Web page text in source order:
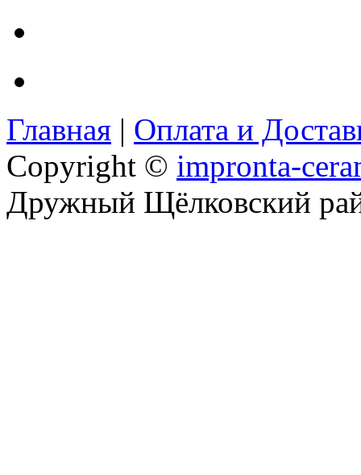
Главная | Оплата и
Copyright © impronta-
Дружный Щёлковский